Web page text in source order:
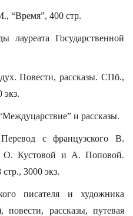
“Время”, 400 стр.
лауреата Государственной
Повести, рассказы. СПб.,
экз.
и рассказы.
с французского В.
О. Кустовой и А. Поповой.
3000 экз.
писателя и художника
рассказы, путевая